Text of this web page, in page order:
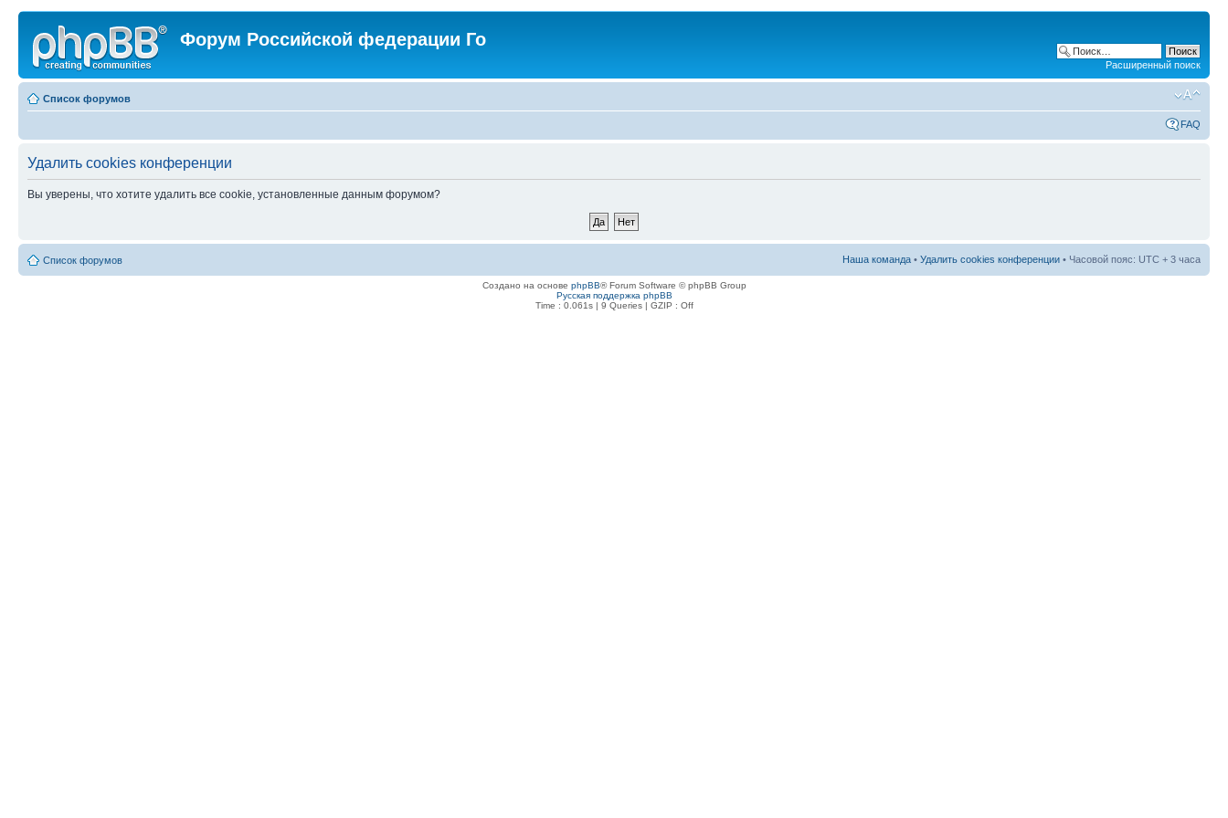
Форум Российской федерации Го
Расширенный поиск
Список форумов
FAQ
Удалить cookies конференции
Вы уверены, что хотите удалить все cookie, установленные данным форумом?
Список форумов Наша команда • Удалить cookies конференции • Часовой пояс: UTC + 3 часа
Создано на основе phpBB® Forum Software © phpBB Group
Русская поддержка phpBB
Time : 0.061s | 9 Queries | GZIP : Off